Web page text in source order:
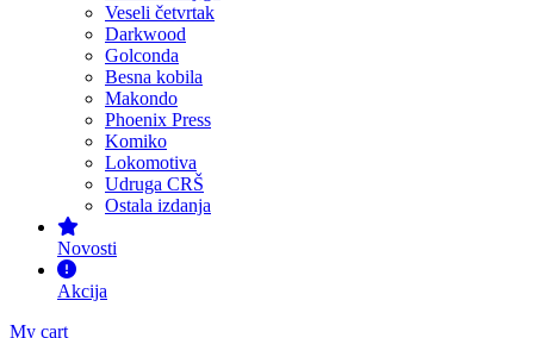
Veseli četvrtak
Darkwood
Golconda
Besna kobila
Makondo
Phoenix Press
Komiko
Lokomotiva
Udruga CRŠ
Ostala izdanja
Novosti
Akcija
My cart